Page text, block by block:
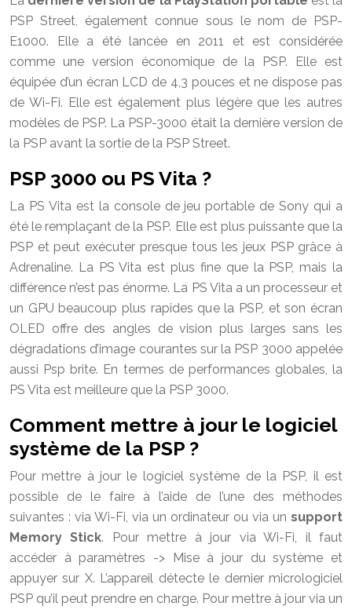
PSP Street, également connue sous le nom de PSP-
E1000. Elle a été lancée en 2011 et est considérée
comme une version économique de la PSP. Elle est
équipée d’un écran LCD de 4,3 pouces et ne dispose pas
de Wi-Fi. Elle est également plus légère que les autres
modèles de PSP. La PSP-3000 était la dernière version de
la PSP avant la sortie de la PSP Street.
PSP 3000 ou PS Vita ?
La PS Vita est la console de jeu portable de Sony qui a
été le remplaçant de la PSP. Elle est plus puissante que la
PSP et peut exécuter presque tous les jeux PSP grâce à
Adrenaline. La PS Vita est plus fine que la PSP, mais la
différence n’est pas énorme. La PS Vita a un processeur et
un GPU beaucoup plus rapides que la PSP, et son écran
OLED offre des angles de vision plus larges sans les
dégradations d’image courantes sur la PSP 3000 appelée
aussi Psp brite. En termes de performances globales, la
PS Vita est meilleure que la PSP 3000.
Comment mettre à jour le logiciel
système de la PSP ?
Pour mettre à jour le logiciel système de la PSP, il est
possible de le faire à l’aide de l’une des méthodes
suivantes : via Wi-Fi, via un ordinateur ou via un support
Memory Stick. Pour mettre à jour via Wi-Fi, il faut
accéder à paramètres -> Mise à jour du système et
appuyer sur X. L’appareil détecte le dernier micrologiciel
PSP qu’il peut prendre en charge. Pour mettre à jour via un